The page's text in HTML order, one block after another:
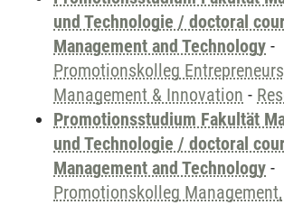
und Technologie / doctoral
Management and Technology -
Promotionskolleg
Management & Innovation -
Promotionsstudium Fakultät
und Technologie / doctoral
Management and Technology -
Promotionskolleg